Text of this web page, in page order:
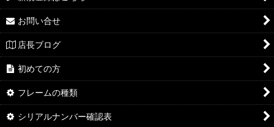
お問い合せ
店長ブログ
初めての方
フレームの種類
シリアルナンバー確認表